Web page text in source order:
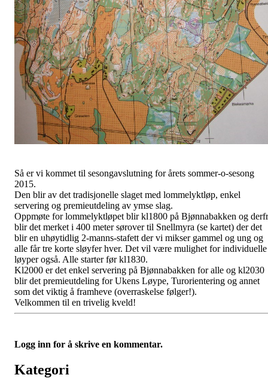
Så er vi kommet til sesongavslutning for årets sommer-o-sesong
2015.
Den blir av det tradisjonelle slaget med lommelyktløp, enkel
servering og premieutdeling av ymse slag.
Oppmøte for lommelyktløpet blir kl1800 på Bjønnabakken og
blir det merket i 400 meter sørover til Snellmyra (se kartet) der det
blir en uhøytidlig 2-manns-stafett der vi mikser gammel og ung og
alle får tre korte sløyfer hver. Det vil være mulighet for individuelle
løyper også. Alle starter før kl1830.
Kl2000 er det enkel servering på Bjønnabakken for alle og kl2030
blir det premieutdeling for Ukens Løype, Turorientering og annet
som det viktig å framheve (overraskelse følger!).
Velkommen til en trivelig kveld!
Logg inn for å skrive en kommentar.
Kategori